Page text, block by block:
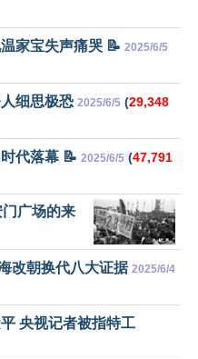
家宝失声痛哭 📝 2025/6/5
细思极恐 2025/6/5 (29,348
代落幕 📝 2025/6/5 (47,791
广场的来
改朝换代八大证据 2025/6/4
央视记者被指特工